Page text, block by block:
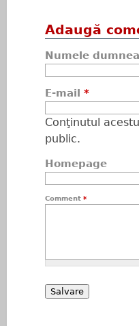
Adaugă
Numele
E-mail *
Conţinutul
public.
Homepage
Comment *